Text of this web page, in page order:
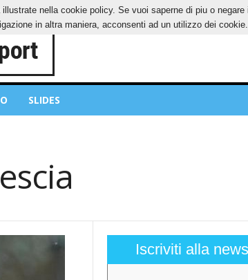
SLIDES
Iscriviti alla
nella cookie policy. Se vuoi saperne di piu o
in altra maniera, acconsenti ad un utilizzo dei cookie.